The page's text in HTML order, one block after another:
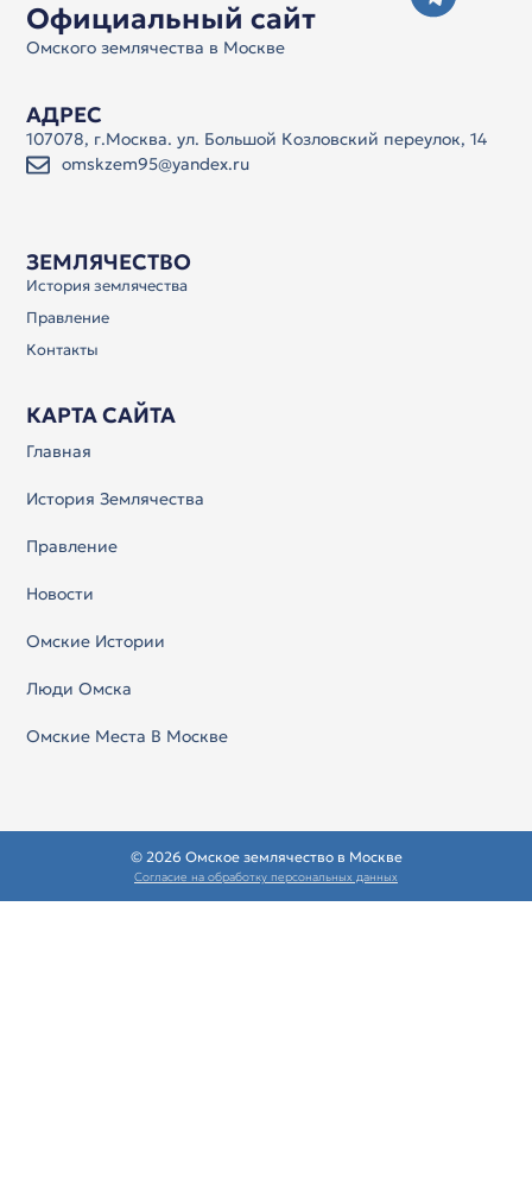
Официальный сайт
Омского землячества в Москве
ЗЕМЛЯЧЕСТВО
История землячества
Правление
Контакты
КАРТА САЙТА
Главная
История Землячества
Правление
Новости
Омские Истории
Люди Омска
Омские Места В Москве
АДРЕС
107078, г.Москва. ул. Большой Козловский переулок, 14
omskzem95@yandex.ru
© 2026 Омское землячество в Москве
Согласие на обработку персональных данных